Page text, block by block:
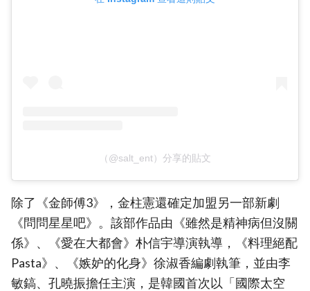
（@salt_ent）分享的貼文
除了《金師傅3》，金柱憲還確定加盟另一部新劇
《問問星星吧》。該部作品由《雖然是精神病但沒關
係》、《愛在大都會》朴信宇導演執導，《料理絕配
Pasta》、《嫉妒的化身》徐淑香編劇執筆，並由李
敏鎬、孔曉振擔任主演，是韓國首次以「國際太空